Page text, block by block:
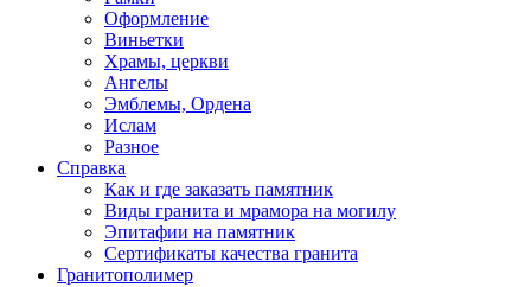
Оформление
Виньетки
Храмы, церкви
Ангелы
Эмблемы, Ордена
Ислам
Разное
Справка
Как и где заказать памятник
Виды гранита и мрамора на могилу
Эпитафии на памятник
Сертификаты качества гранита
Гранитополимер